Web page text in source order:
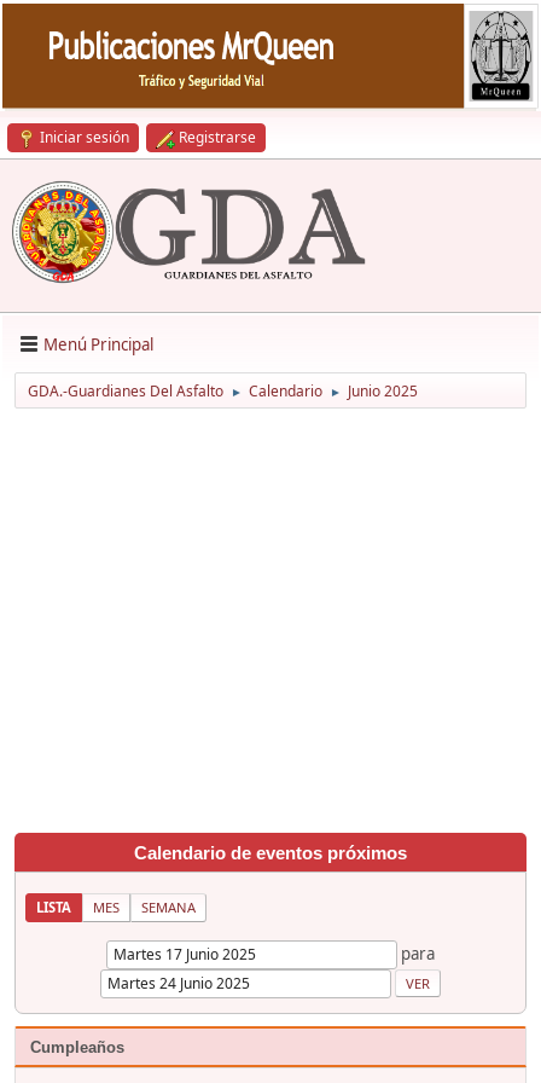
Iniciar sesión Registrarse
Menú Principal
GDA.-Guardianes Del Asfalto ► Calendario ► Junio 2025
Calendario de eventos próximos
LISTA MES SEMANA
para
Cumpleaños